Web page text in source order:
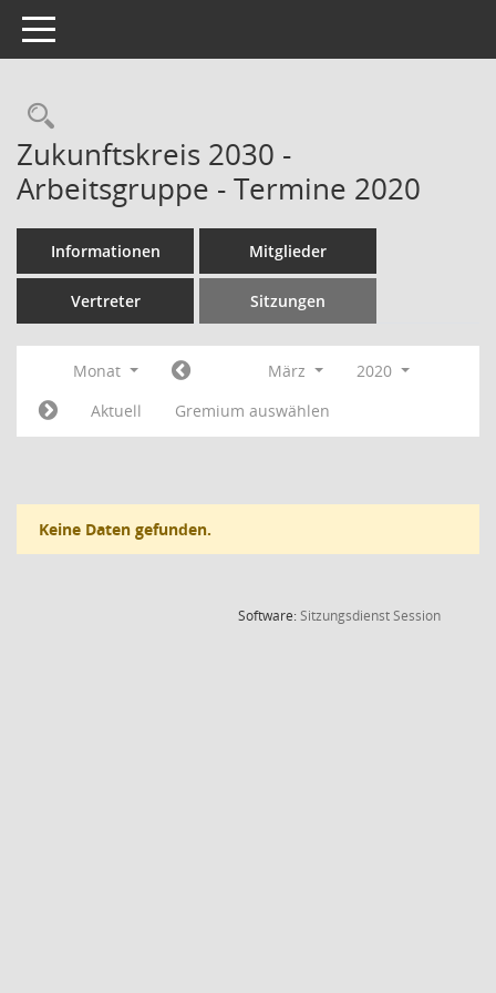
Toggle navigation
Rechercheauswahl
Zukunftskreis 2030 -
Arbeitsgruppe - Termine 2020
Informationen Mitglieder
Vertreter Sitzungen
Monat März
2020
Aktuell
Gremium auswählen
Keine Daten gefunden.
Software:SitzungsdienstSession(Wird in